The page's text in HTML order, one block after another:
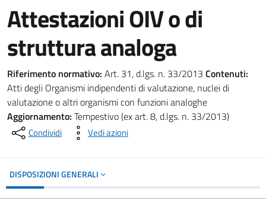
Attestazioni OIV o di
struttura analoga
Riferimento normativo: Art. 31, d.lgs. n. 33/2013 Contenuti:
Atti degli Organismi indipendenti di valutazione, nuclei di
valutazione o altri organismi con funzioni analoghe
Aggiornamento: Tempestivo (ex art. 8, d.lgs. n. 33/2013)
Condividi Vedi azioni
DISPOSIZIONI GENERALI